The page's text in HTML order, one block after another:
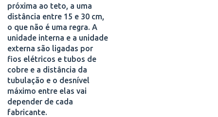
próxima ao teto, a uma
distância entre 15 e 30 cm,
o que não é uma regra. A
unidade interna e a unidade
externa são ligadas por
fios elétricos e tubos de
cobre e a distância da
tubulação e o desnível
máximo entre elas vai
depender de cada
fabricante.